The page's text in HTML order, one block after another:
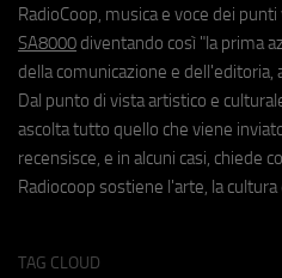
RadioCoop, musica e voce dei
SA8000 diventando così "la prima
della comunicazione e dell'editoria,
Dal punto di vista artistico e
ascolta tutto quello che viene
recensisce, e in alcuni casi, chiede
Radiocoop sostiene l'arte, la
TAG CLOUD